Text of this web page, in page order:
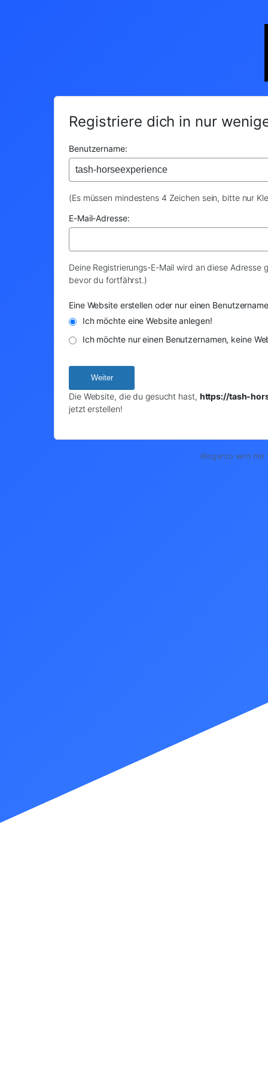
Registriere dich in nur
Benutzername:
(Es müssen mindestens 4 Zeichen sein, bitte nur
E-Mail-Adresse:
Deine Registrierungs-E-Mail wird an diese
bevor du fortfährst.)
Eine Website erstellen oder nur einen
Ich möchte eine Website anlegen!
Ich möchte nur einen Benutzernamen, keine
Die Website, die du gesucht hast, https://tash-
jetzt erstellen!
Bloganto wird